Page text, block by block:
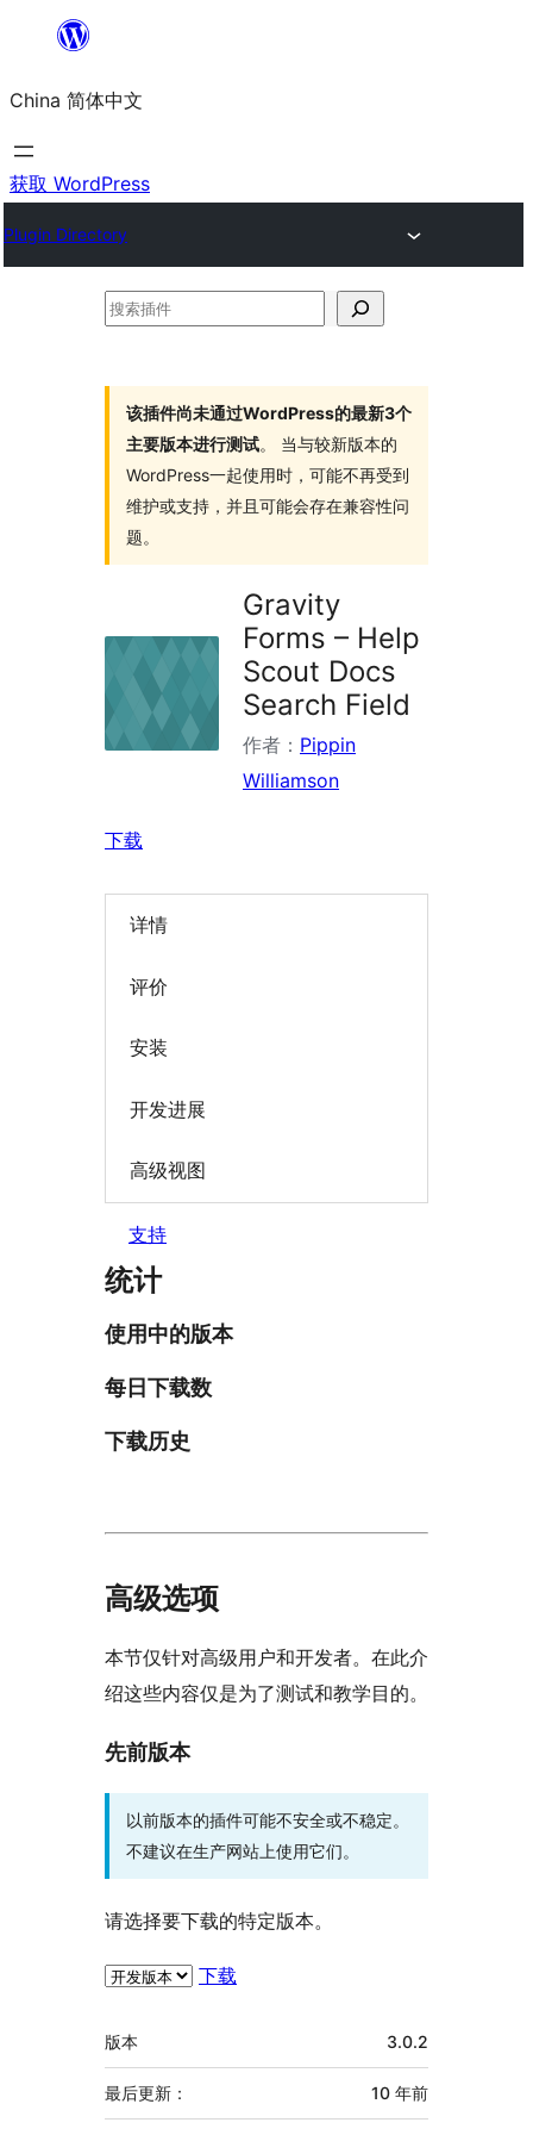
内
容
China 简体中文
获取 WordPress
Plugin Directory
搜
该插件尚未通过WordPress的最新3个
主要版本进行测试。 当与较新版本的
WordPress一起使用时，可能不再受到
维护或支持，并且可能会存在兼容性问
题。
Gravity
Forms – Help
Scout Docs
Search Field
作者： Pippin
Williamson
下载
详情
评价
安装
开发进展
高级视图
支持
统计
使用中的版本
每日下载数
下载历史
高级选项
本节仅针对高级用户和开发者。在此介
绍这些内容仅是为了测试和教学目的。
先前版本
以前版本的插件可能不安全或不稳定。
不建议在生产网站上使用它们。
请选择要下载的特定版本。
下载
额
外
信
版本 3.0.2
最后更新： 10 年前